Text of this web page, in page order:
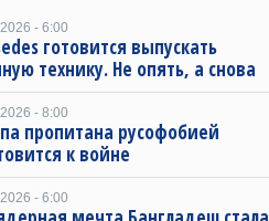
- 6:00
готовится выпускать
технику. Не опять, а снова
- 8:00
пропитана русофобией
к войне
- 6:00